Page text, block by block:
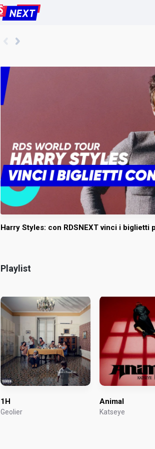
Harry Styles: con RDSNEXT vinci i biglietti
Playlist
1H
Geolier
Animal
Katseye